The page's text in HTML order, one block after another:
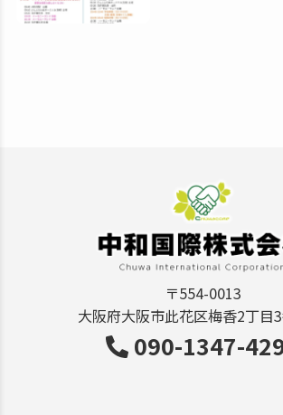
〒554-0013
大阪府大阪市此花区梅香2丁目
090-1347-